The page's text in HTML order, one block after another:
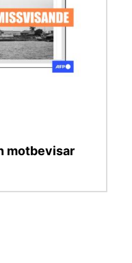
motbevisar